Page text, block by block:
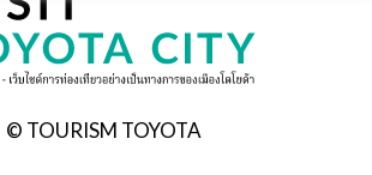
© TOURISM TOYOTA